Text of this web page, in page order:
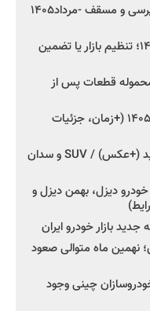
شروع فروش اقساطی زامیاد EX کمپرسی و مسقف -مرداد۱۴۰۵
راز واردات ۷۵ هزار خودرو در سال ۱۴۰۵؛ تنظیم بازار یا تضمین
محموله قطعات پس از
شروع فروش کوییک S سایپا -مرداد ۱۴۰۵ (+زمان، جزئیات
کرمان موتور به دنبال ۲ محصول جدید (+عکس) / SUV و سدان
دیزل، بهمن دیزل و
بازار خودرو ایران
نهمین ماه متوالی صعود
چینی وجود